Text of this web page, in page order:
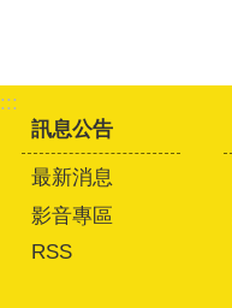
:::
訊息公告
最新消息
影音專區
RSS